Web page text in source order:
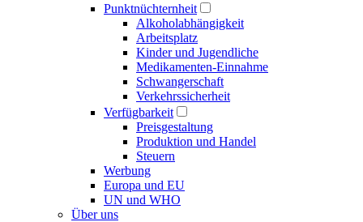
Punktnüchternheit
Alkoholabhängigkeit
Arbeitsplatz
Kinder und Jugendliche
Medikamenten-Einnahme
Schwangerschaft
Verkehrssicherheit
Verfügbarkeit
Preisgestaltung
Produktion und Handel
Steuern
Werbung
Europa und EU
UN und WHO
Über uns